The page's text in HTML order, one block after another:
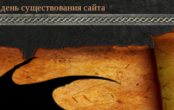
день существования сайта